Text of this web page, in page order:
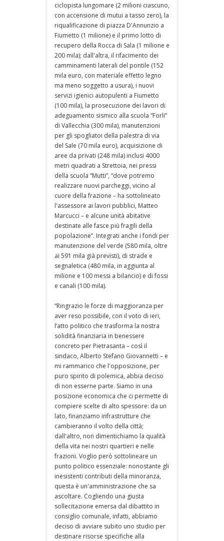
ciclopista lungomare (2 milioni ciascuno,
con accensione di mutui a tasso zero), la
riqualificazione di piazza D'Annunzio a
Fiumetto (1 milione) e il primo lotto di
recupero della Rocca di Sala (1 milione e
200 mila); dall'altra, il rifacimento dei
camminamenti laterali del pontile (152
mila euro, con materiale effetto legno
ma meno soggetto a usura), i nuovi
servizi igienici autopulenti a Fiumetto
(100 mila), la prosecuzione dei lavori di
adeguamento sismico alla scuola “Forli”
di Vallecchia (300 mila), manutenzioni
per gli spogliatoi della palestra di via
del Sale (70 mila euro), acquisizione di
aree da privati (248 mila) inclusi 4000
metri quadrati a Strettoia, nei pressi
della scuola “Mutti”, “dove potremo
realizzare nuovi parcheggi, vicino al
cuore della frazione – ha sottolineato
l'assessore ai lavori pubblici, Matteo
Marcucci – e alcune unità abitative
destinate alle fasce più fragili della
popolazione”. Integrati anche i fondi per
manutenzione del verde (580 mila, oltre
ai 591 mila già previsti), di strade e
segnaletica (480 mila, in aggiunta al
milione e 100 messi a bilancio) e di fossi
e canali (100 mila).
“Ringrazio le forze di maggioranza per
aver reso possibile, con il voto di ieri,
l’atto politico che trasforma la nostra
solidità finanziaria in benessere
concreto per Pietrasanta – così il
sindaco, Alberto Stefano Giovannetti – e
mi rammarico che l'opposizione, per
puro spirito di polemica, abbia deciso
di non esserne parte. Siamo in una
posizione economica che ci permette di
compiere scelte di alto spessore: da un
lato, finanziamo infrastrutture che
cambieranno il volto della città;
dall'altro, non dimentichiamo la qualità
della vita nei nostri quartieri e nelle
frazioni. Voglio però sottolineare un
punto politico essenziale: nonostante gli
inesistenti contributi della minoranza,
questa è un'amministrazione che sa
ascoltare. Cogliendo una giusta
sollecitazione emersa dal dibattito in
consiglio comunale, infatti, abbiamo
deciso di avviare subito uno studio per
destinare risorse specifiche alla